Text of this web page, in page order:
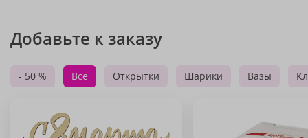
Добавьте к заказу
- 50 % Все Открытки Шарики Вазы